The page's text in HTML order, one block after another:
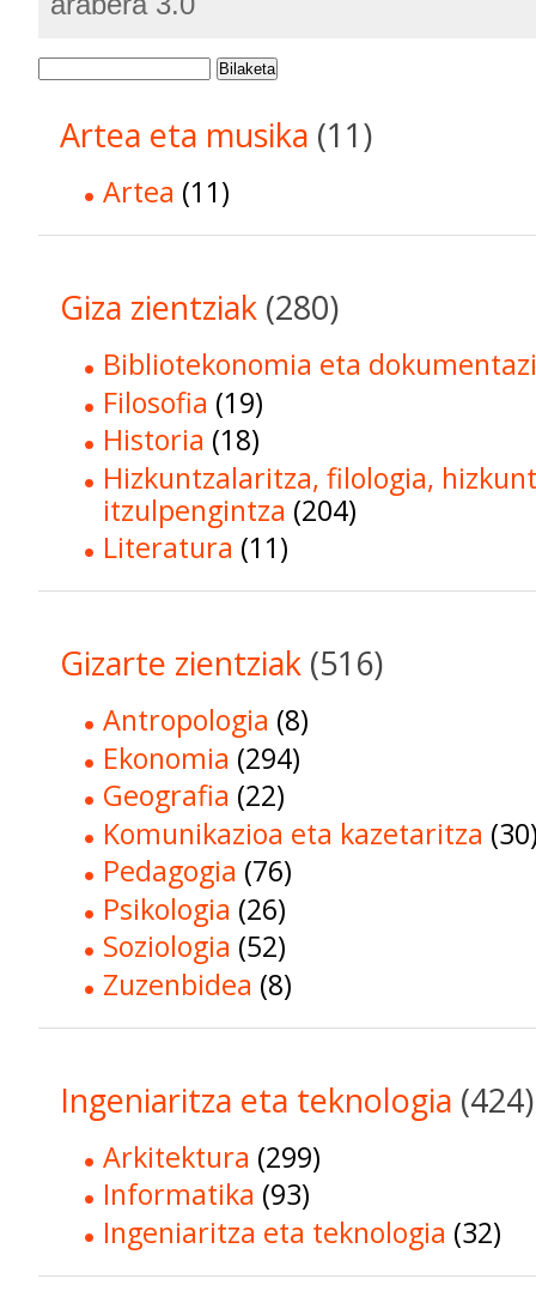
Bilaketa
Artea eta musika (11)
Artea (11)
Giza zientziak (280)
Bibliotekonomia eta
Filosofia (19)
Historia (18)
Hizkuntzalaritza, filologia,
itzulpengintza (204)
Literatura (11)
Gizarte zientziak (516)
Antropologia (8)
Ekonomia (294)
Geografia (22)
Komunikazioa eta kazetaritza
Pedagogia (76)
Psikologia (26)
Soziologia (52)
Zuzenbidea (8)
Ingeniaritza eta teknologia (424)
Arkitektura (299)
Informatika (93)
Ingeniaritza eta teknologia (32)